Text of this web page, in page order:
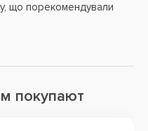
що порекомендували
покупают